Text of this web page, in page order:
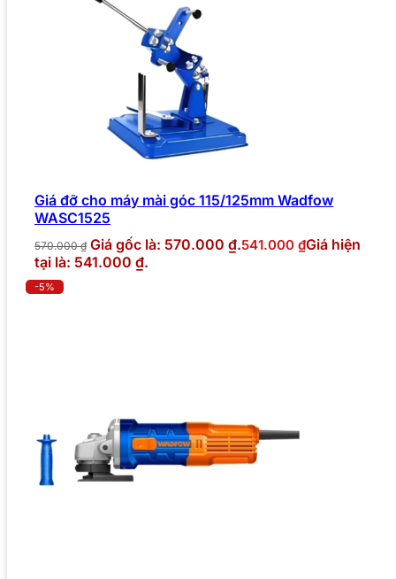
Giá đỡ cho máy mài góc 115/125mm Wadfow
WASC1525
570.000₫ Giá gốc là: 570.000 ₫.541.000 ₫Giá hiện
tại là: 541.000 ₫.
-5%